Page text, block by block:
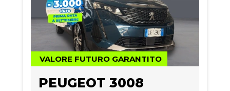
VALORE FUTURO GARANTITO
PEUGEOT 3008